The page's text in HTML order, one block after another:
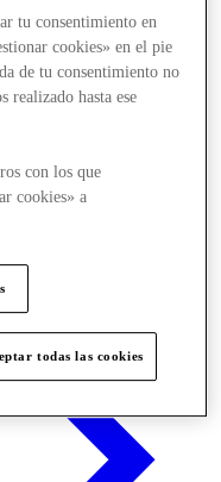
tu consentimiento en
cookies» en el pie
de tu consentimiento no
realizado hasta ese
con los que
cookies» a
todas las cookies